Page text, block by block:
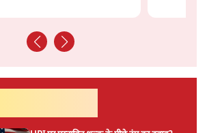
को आधार बनाकर संघ परिवार महत्त्व और
इस दौरान वह यह भूल जाता है कि उसके
है। न ही आज अमेरिका और इसराइल के
निकटता एक सभ्यता निर्माण में सहायक हो